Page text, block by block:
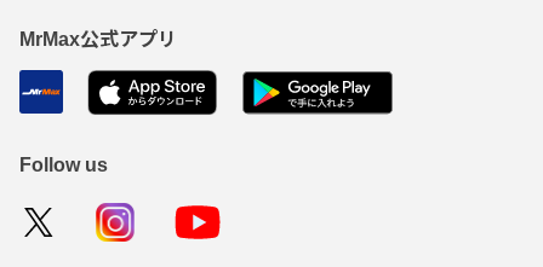
MrMax公式アプリ
Follow us